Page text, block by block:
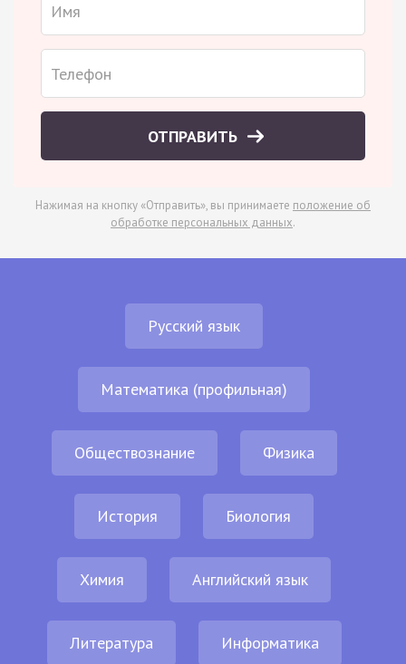
ОТПРАВИТЬ
Нажимая на кнопку «Отправить», вы принимаете положение об
обработке персональных данных.
Русский язык
Математика (профильная)
Обществознание Физика
История Биология
Химия Английский язык
Литература Информатика